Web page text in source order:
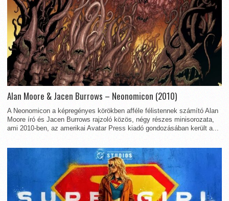
Alan Moore & Jacen Burrows – Neonomicon (2010)
A Neonomicon a képregényes körökben afféle félistennek számító Alan
Moore író és Jacen Burrows rajzoló közös, négy részes minisorozata,
ami 2010-ben, az amerikai Avatar Press kiadó gondozásában került a...